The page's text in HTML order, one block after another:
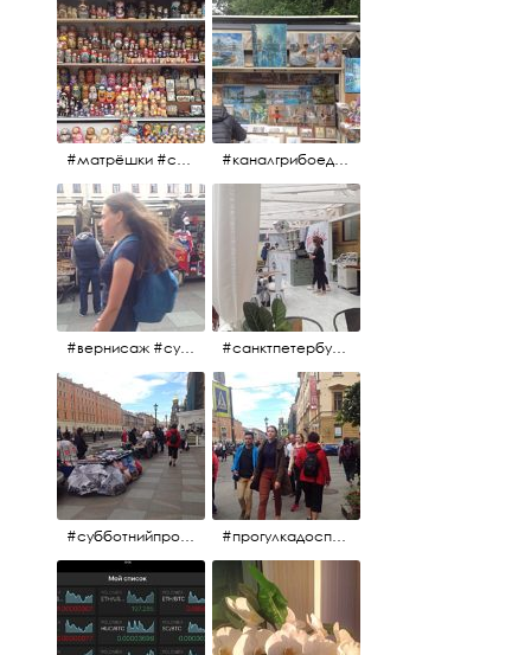
#матрёшки #сувениры #вернисаж #каналгрибоедова #санктпетербург #вернисаж #
#вернисаж #сувениры #картины #санктпетербург #летнеекафе
#субботнийпроменад #набережнаяканалагрибоедова #санктпетербург #прогулкадоспасаиобратно #санктпетербург #15july2017 #субботнийпитерскийдень #субботнийпроменад #послеобеда